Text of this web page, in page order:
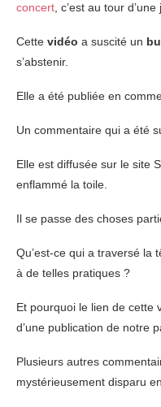
concert , c’est au tour
Cette vidéo a suscité un
s’abstenir.
Elle a été publiée en
Un commentaire qui a été
Elle est diffusée sur le site
enflammé la toile.
Il se passe des choses
Qu’est-ce qui a traversé la
à de telles pratiques ?
Et pourquoi le lien de cette
d’une publication de notre
Plusieurs autres
mystérieusement disparu